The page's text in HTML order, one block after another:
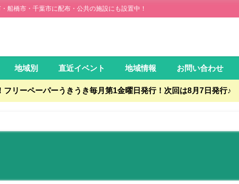
船橋市・千葉市に配布・公共の施設にも設置中！
地域別 直近イベント 地域情報 お問い合わせ
フリーペーパーうきうき毎月第1金曜日発行！次回は8月7日発行♪